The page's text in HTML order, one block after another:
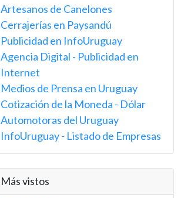
Artesanos de Canelones
Cerrajerías en Paysandú
Publicidad en InfoUruguay
Agencia Digital - Publicidad en
Internet
Medios de Prensa en Uruguay
Cotización de la Moneda - Dólar
Automotoras del Uruguay
InfoUruguay - Listado de Empresas
Más vistos